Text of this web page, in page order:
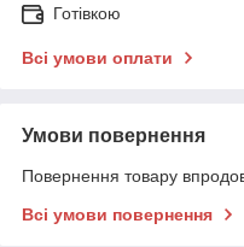
Готівкою
Всі умови оплати
Умови повернення
Повернення товару
Всі умови повернення